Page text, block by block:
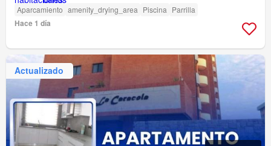
Aparcamiento amenity_drying_area Piscina Parrilla
Hace 1 día
Actualizado